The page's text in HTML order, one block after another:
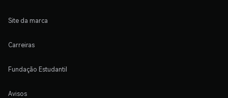
Site da marca
Carreiras
Fundação Estudantil
Avisos